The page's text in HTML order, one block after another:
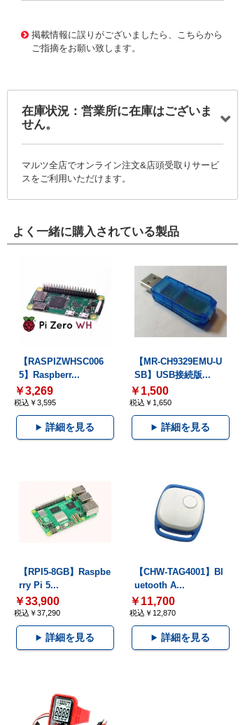
掲載情報に誤りがございましたら、こちらから
ご指摘をお願い致します。
在庫状況：営業所に在庫はございま
せん。
マルツ全店でオンライン注文&店頭受取りサービ
スをご利用いただけます。
よく一緒に購入されている製品
【RASPIZWHSC006
5】Raspberr...
￥3,269
税込￥3,595
詳細を見る
【MR-CH9329EMU-U
SB】USB接続版...
￥1,500
税込￥1,650
詳細を見る
【RPI5-8GB】Raspbe
rry Pi 5...
￥33,900
税込￥37,290
詳細を見る
【CHW-TAG4001】Bl
uetooth A...
￥11,700
税込￥12,870
詳細を見る